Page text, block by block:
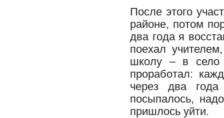
После этого
районе, потом
два года я
поехал
школу – в село
проработал:
через два
посыпалось,
пришлось уйти.